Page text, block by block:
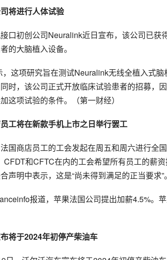
将进行人体试验
口初创公司Neuralink近日宣布，该公司已
的大脑植入设备。
这项研究旨在测试Neuralink无线全植入式
时，该公司正式开放临床试验患者的招募，
这项试验的条件。（第一财经）
工将在新款手机上市之日举行罢工
国商店员工的工会发起在周五和周六进行全
CFDT和CFTC在内的工会希望所有员工的薪
声明中表示，这是“尚未得到满足的正当要求”。
报道，苹果法国公司提出加薪4.5%。
将于2024年初停产柴油车